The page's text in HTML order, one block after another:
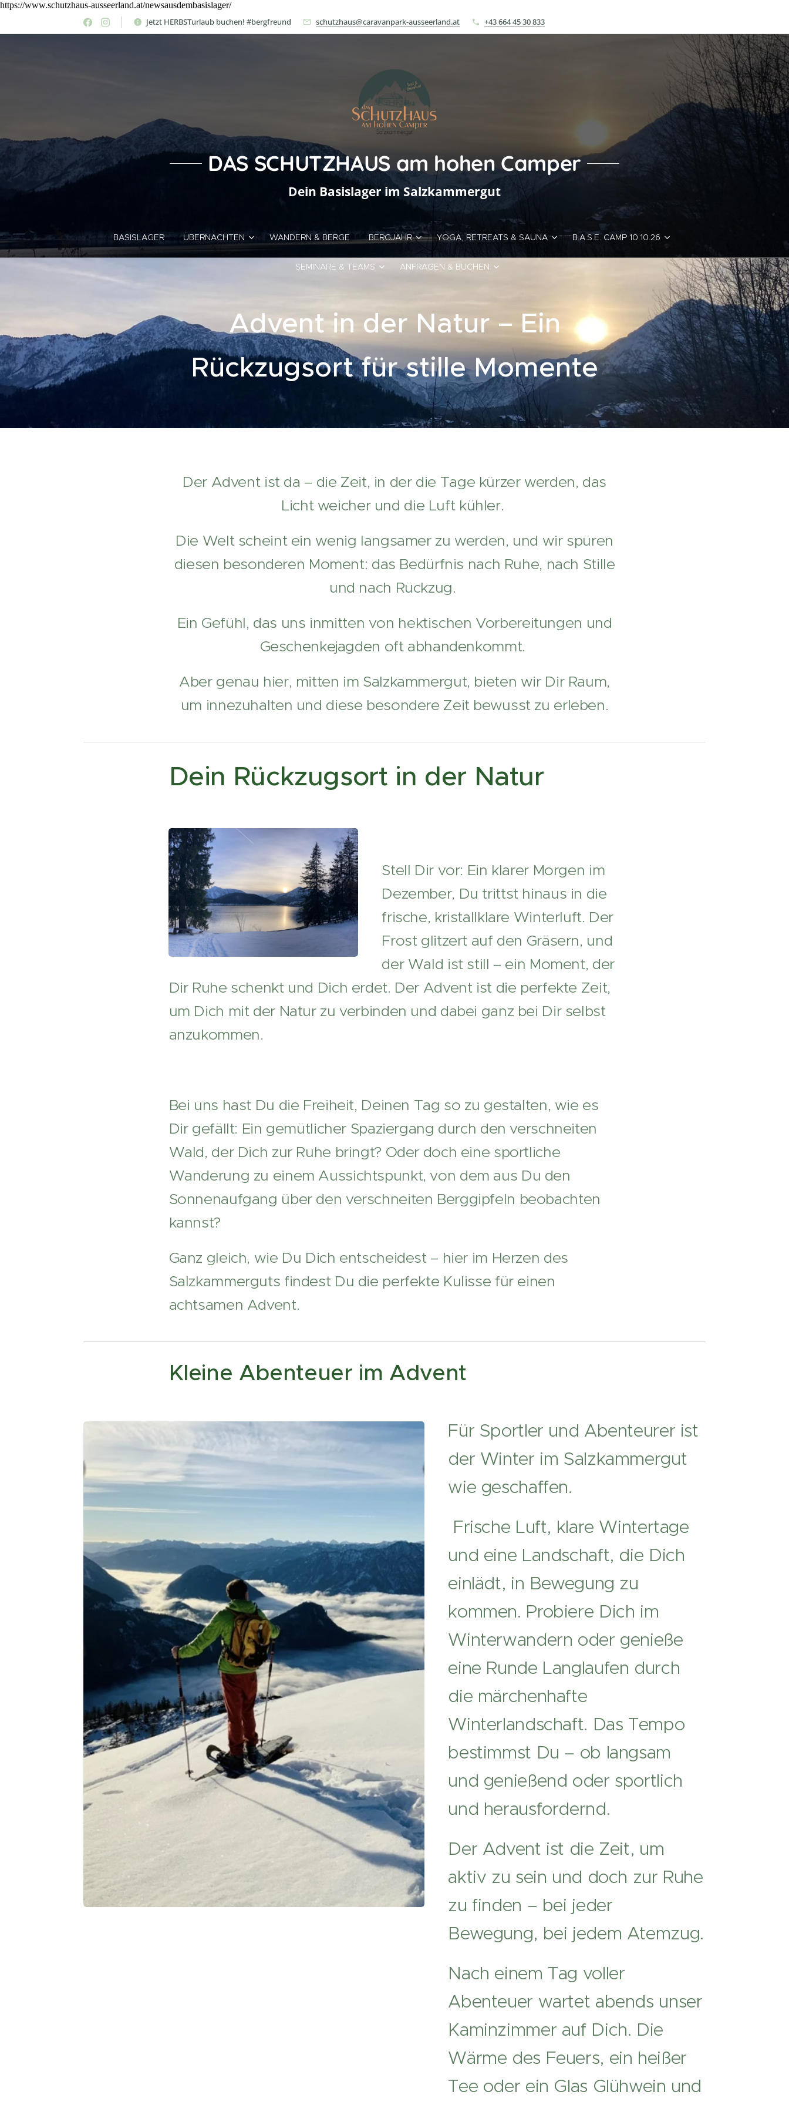
https://www.schutzhaus-ausseerland.at/newsausdembasislager/
Jetzt HERBSTurlaub buchen! #bergfreund schutzhaus@caravanpark-ausseerland.at +43 664 45 30 833
DAS SCHUTZHAUS am hohen Camper
Dein Basislager im Salzkammergut
BASISLAGER ÜBERNACHTEN WANDERN & BERGE BERGJAHR YOGA, RETREATS & SAUNA B.A.S.E. CAMP 10.10.26
SEMINARE & TEAMS ANFRAGEN & BUCHEN
Advent in der Natur – Ein
Rückzugsort für stille Momente
Der Advent ist da – die Zeit, in der die Tage kürzer werden, das
Licht weicher und die Luft kühler.
Die Welt scheint ein wenig langsamer zu werden, und wir spüren
diesen besonderen Moment: das Bedürfnis nach Ruhe, nach Stille
und nach Rückzug.
Ein Gefühl, das uns inmitten von hektischen Vorbereitungen und
Geschenkejagden oft abhandenkommt.
Aber genau hier, mitten im Salzkammergut, bieten wir Dir Raum,
um innezuhalten und diese besondere Zeit bewusst zu erleben.
Dein Rückzugsort in der Natur
Stell Dir vor: Ein klarer Morgen im
Dezember, Du trittst hinaus in die
frische, kristallklare Winterluft. Der
Frost glitzert auf den Gräsern, und
der Wald ist still – ein Moment, der
Dir Ruhe schenkt und Dich erdet. Der Advent ist die perfekte Zeit,
um Dich mit der Natur zu verbinden und dabei ganz bei Dir selbst
anzukommen.
Bei uns hast Du die Freiheit, Deinen Tag so zu gestalten, wie es
Dir gefällt: Ein gemütlicher Spaziergang durch den verschneiten
Wald, der Dich zur Ruhe bringt? Oder doch eine sportliche
Wanderung zu einem Aussichtspunkt, von dem aus Du den
Sonnenaufgang über den verschneiten Berggipfeln beobachten
kannst?
Ganz gleich, wie Du Dich entscheidest – hier im Herzen des
Salzkammerguts findest Du die perfekte Kulisse für einen
achtsamen Advent.
Kleine Abenteuer im Advent
Für Sportler und Abenteurer ist
der Winter im Salzkammergut
wie geschaffen.
Frische Luft, klare Wintertage
und eine Landschaft, die Dich
einlädt, in Bewegung zu
kommen. Probiere Dich im
Winterwandern oder genieße
eine Runde Langlaufen durch
die märchenhafte
Winterlandschaft. Das Tempo
bestimmst Du – ob langsam
und genießend oder sportlich
und herausfordernd.
Der Advent ist die Zeit, um
aktiv zu sein und doch zur Ruhe
zu finden – bei jeder
Bewegung, bei jedem Atemzug.
Nach einem Tag voller
Abenteuer wartet abends unser
Kaminzimmer auf Dich. Die
Wärme des Feuers, ein heißer
Tee oder ein Glas Glühwein und